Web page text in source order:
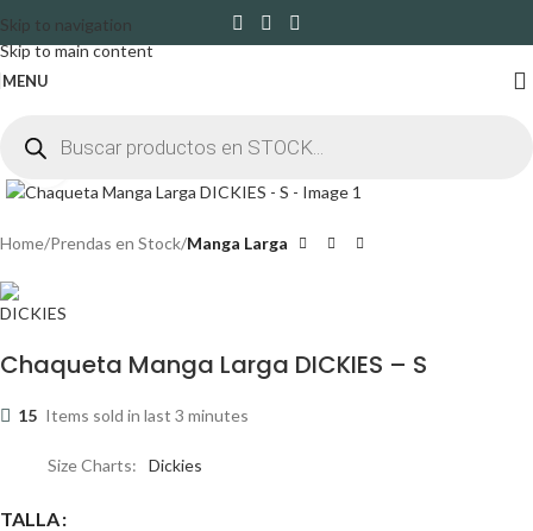
Skip to navigation
Skip to main content
MENU
Click to enlarge
Home Prendas en Stock Manga Larga
Chaqueta Manga Larga DICKIES – S
15 Items sold in last 3 minutes
Size Charts Dickies
TALLA